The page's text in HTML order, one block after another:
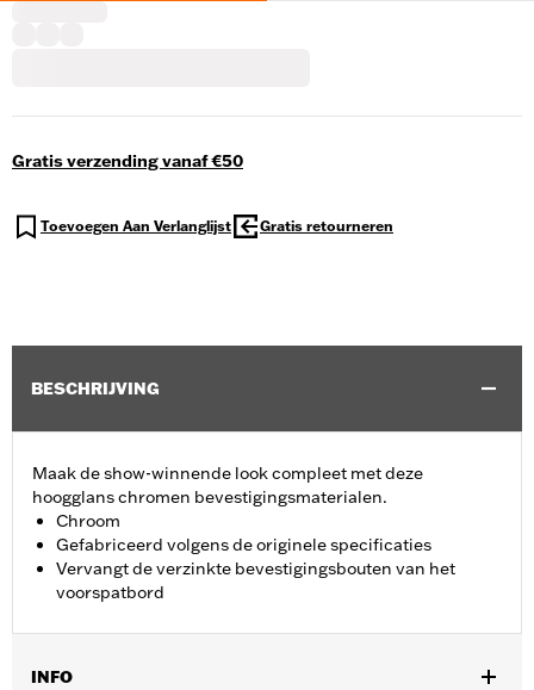
Gratis verzending vanaf €50
Toevoegen Aan Verlanglijst Gratis retourneren
BESCHRIJVING
Maak de show-winnende look compleet met deze
hoogglans chromen bevestigingsmaterialen.
Chroom
Gefabriceerd volgens de originele specificaties
Vervangt de verzinkte bevestigingsbouten van het
voorspatbord
INFO